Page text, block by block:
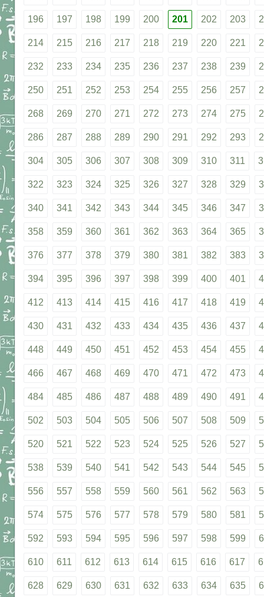
196 197 198 199 200 201 202 203
214 215 216 217 218 219 220 221
232 233 234 235 236 237 238 239
250 251 252 253 254 255 256 257
268 269 270 271 272 273 274 275
286 287 288 289 290 291 292 293
304 305 306 307 308 309 310 311
322 323 324 325 326 327 328 329
340 341 342 343 344 345 346 347
358 359 360 361 362 363 364 365
376 377 378 379 380 381 382 383
394 395 396 397 398 399 400 401
412 413 414 415 416 417 418 419
430 431 432 433 434 435 436 437
448 449 450 451 452 453 454 455
466 467 468 469 470 471 472 473
484 485 486 487 488 489 490 491
502 503 504 505 506 507 508 509
520 521 522 523 524 525 526 527
538 539 540 541 542 543 544 545
556 557 558 559 560 561 562 563
574 575 576 577 578 579 580 581
592 593 594 595 596 597 598 599
610 611 612 613 614 615 616 617
628 629 630 631 632 633 634 635